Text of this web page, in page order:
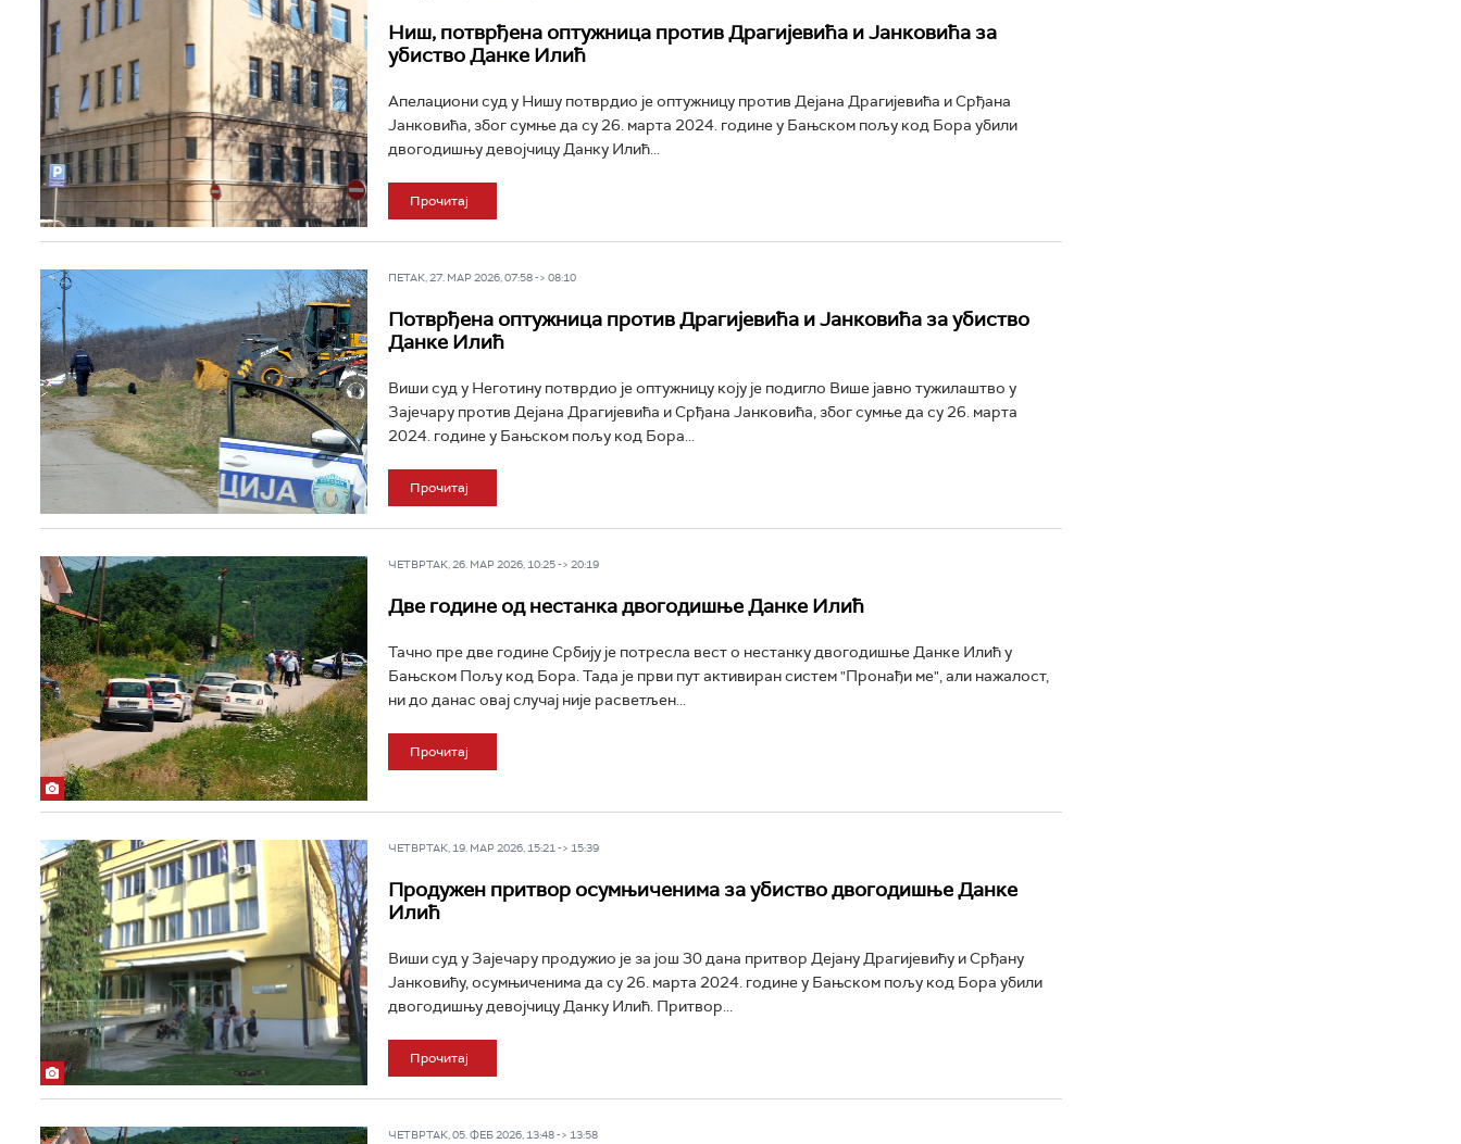
Ниш, потврђена оптужница против Драгијевића и Јанковића за
убиство Данке Илић
Апелациони суд у Нишу потврдио је оптужницу против Дејана Драгијевића и Срђана
Јанковића, због сумње да су 26. марта 2024. године у Бањском пољу код Бора убили
двогодишњу девојчицу Данку Илић...
Прочитај
ПЕТАК, 27. МАР 2026, 07:58 -> 08:10
Потврђена оптужница против Драгијевића и Јанковића за убиство
Данке Илић
Виши суд у Неготину потврдио је оптужницу коју је подигло Више јавно тужилаштво у
Зајечару против Дејана Драгијевића и Срђана Јанковића, због сумње да су 26. марта
2024. године у Бањском пољу код Бора...
Прочитај
ЧЕТВРТАК, 26. МАР 2026, 10:25 -> 20:19
Две године од нестанка двогодишње Данке Илић
Тачно пре две године Србију је потресла вест о нестанку двогодишње Данке Илић у
Бањском Пољу код Бора. Тада је први пут активиран систем "Пронађи ме", али нажалост,
ни до данас овај случај није расветљен...
Прочитај
ЧЕТВРТАК, 19. МАР 2026, 15:21 -> 15:39
Продужен притвор осумњиченима за убиство двогодишње Данке
Илић
Виши суд у Зајечару продужио је за још 30 дана притвор Дејану Драгијевићу и Срђану
Јанковићу, осумњиченима да су 26. марта 2024. године у Бањском пољу код Бора убили
двогодишњу девојчицу Данку Илић. Притвор...
Прочитај
ЧЕТВРТАК, 05. ФЕБ 2026, 13:48 -> 13:58